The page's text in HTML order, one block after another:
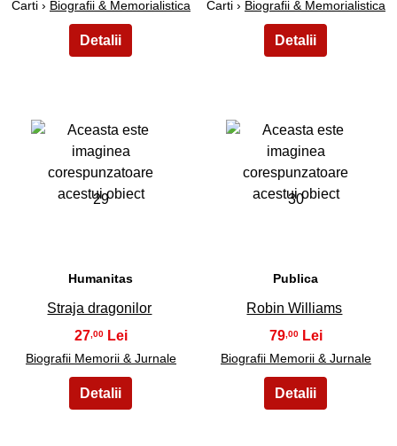
Carti › Biografii & Memorialistica Carti › Biografii & Memorialistica
29
Humanitas
Straja dragonilor
27,00
Biografii Memorii & Jurnale
30
Publica
Robin Williams
79,00
Biografii Memorii & Jurnale